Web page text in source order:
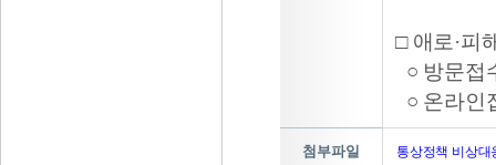
□ 애로·피
○ 방문접
○ 온라인
첨부파일 통상정책 비상대